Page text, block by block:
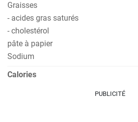
Graisses
- acides gras saturés
- cholestérol
pâte à papier
Sodium
Calories
PUBLICITÉ